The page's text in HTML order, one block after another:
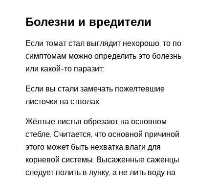
Болезни и вредители
Если томат стал выглядит нехорошо, то по
симптомам можно определить это болезнь
или какой-то паразит:
Если вы стали замечать пожелтевшие
листочки на стволах
Жёлтые листья обрезают на основном
стебле. Считается, что основной причиной
этого может быть нехватка влаги для
корневой системы. Высаженные саженцы
следует полить в лунку, а не лить воду на